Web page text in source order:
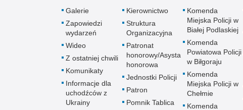
Galerie
Zapowiedzi
wydarzeń
Wideo
Z ostatniej chwili
Komunikaty
Informacje dla
uchodźców z
Ukrainy
Kierownictwo
Struktura
Organizacyjna
Patronat
honorowy/Asysta
honorowa
Jednostki Policji
Patron
Pomnik Tablica
Komenda
Miejska Policji w
Białej Podlaskiej
Komenda
Powiatowa Policji
w Biłgoraju
Komenda
Miejska Policji w
Chełmie
Komenda